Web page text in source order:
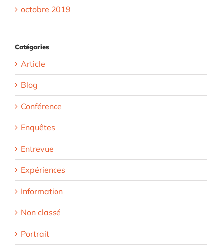
octobre 2019
Catégories
Article
Blog
Conférence
Enquêtes
Entrevue
Expériences
Information
Non classé
Portrait